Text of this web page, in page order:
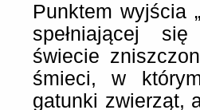
Punktem wyjścia
spełniającej
świecie
śmieci, w
gatunki zwierząt,